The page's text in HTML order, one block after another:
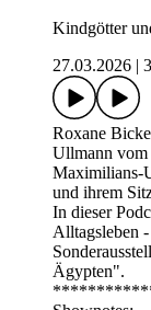
Kindgötter
27.03.2026
Roxane
Ullmann
Maximilians-
und ihrem
In dieser
Alltagsleben
Ägypten".